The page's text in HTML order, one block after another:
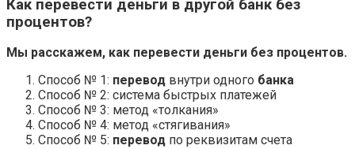
Как перевести деньги в другой банк без
процентов?
Мы расскажем, как перевести деньги без процентов.
Способ № 1: перевод внутри одного банка
Способ № 2: система быстрых платежей
Способ № 3: метод «толкания»
Способ № 4: метод «стягивания»
Способ № 5: перевод по реквизитам счета